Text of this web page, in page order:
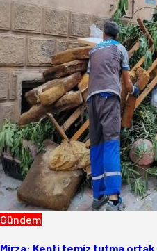
Gündem
Mirza: Kenti temiz tutma